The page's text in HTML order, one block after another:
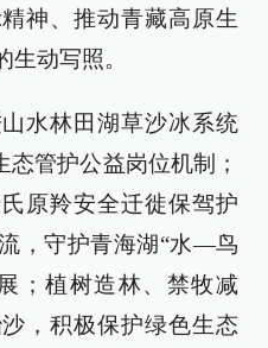
神、推动青藏高原生
动写照。
水林田湖草沙冰系统
态管护公益岗位机制；
原羚安全迁徙保驾护
，守护青海湖“水—鸟
；植树造林、禁牧减
，积极保护绿色生态